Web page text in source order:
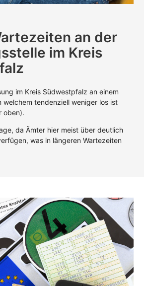
an der
im Kreis
im Kreis Südwestpfalz an einem
welchem tendenziell weniger los ist
oben).
da Ämter hier meist über deutlich
was in längeren Wartezeiten